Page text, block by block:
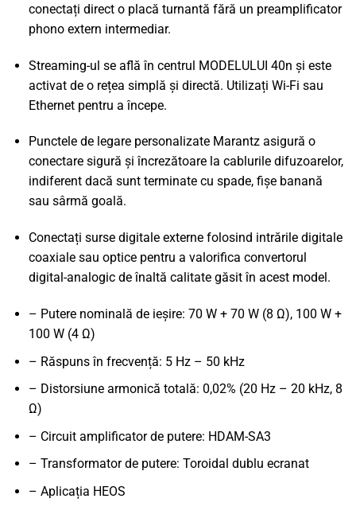
conectați direct o placă turnantă fără un preamplificator
phono extern intermediar.
Streaming-ul se află în centrul MODELULUI 40n și este
activat de o rețea simplă și directă. Utilizați Wi-Fi sau
Ethernet pentru a începe.
Punctele de legare personalizate Marantz asigură o
conectare sigură și încrezătoare la cablurile difuzoarelor,
indiferent dacă sunt terminate cu spade, fișe banană
sau sârmă goală.
Conectați surse digitale externe folosind intrările digitale
coaxiale sau optice pentru a valorifica convertorul
digital-analogic de înaltă calitate găsit în acest model.
– Putere nominală de ieșire: 70 W + 70 W (8 Ω), 100 W +
100 W (4 Ω)
– Răspuns în frecvență: 5 Hz – 50 kHz
– Distorsiune armonică totală: 0,02% (20 Hz – 20 kHz, 8
Ω)
– Circuit amplificator de putere: HDAM-SA3
– Transformator de putere: Toroidal dublu ecranat
– Aplicația HEOS